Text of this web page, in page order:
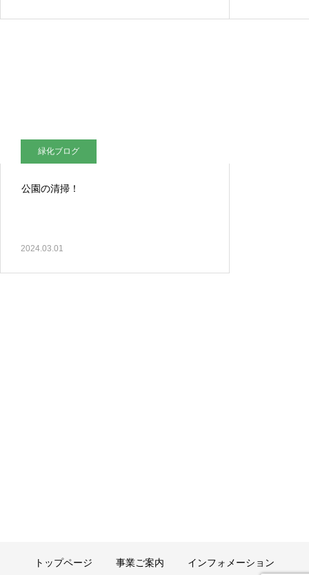
緑化ブログ
公園の清掃！
2024.03.01
トップページ 事業ご案内 インフォメーション